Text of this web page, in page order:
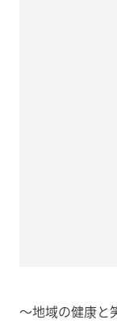
〜地域の健康と